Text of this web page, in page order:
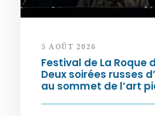
5 AOÛT 2026
Festival de La Roque
Deux soirées russes
au sommet de l’art